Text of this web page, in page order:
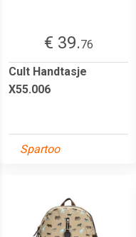
€ 39.76
Cult Handtasje
X55.006
Spartoo